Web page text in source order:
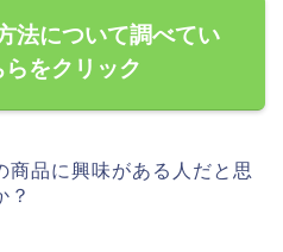
法について調べてい
をクリック
商品に興味がある人だと思
？